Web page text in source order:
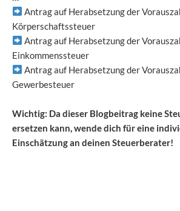
Antrag auf Herabsetzung der
Körperschaftssteuer
Antrag auf Herabsetzung der
Einkommenssteuer
Antrag auf Herabsetzung der
Gewerbesteuer
Wichtig: Da dieser Blogbeitrag keine
ersetzen kann, wende dich für eine
Einschätzung an deinen Steuerberater!